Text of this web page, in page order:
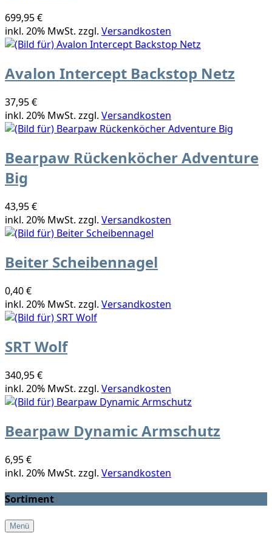
699,95 €
inkl. 20% MwSt. zzgl. Versandkosten
Avalon Intercept Backstop Netz
37,95 €
inkl. 20% MwSt. zzgl. Versandkosten
Bearpaw Rückenköcher Adventure
Big
43,95 €
inkl. 20% MwSt. zzgl. Versandkosten
Beiter Scheibennagel
0,40 €
inkl. 20% MwSt. zzgl. Versandkosten
SRT Wolf
340,95 €
inkl. 20% MwSt. zzgl. Versandkosten
Bearpaw Dynamic Armschutz
6,95 €
inkl. 20% MwSt. zzgl. Versandkosten
Sortiment
Menü